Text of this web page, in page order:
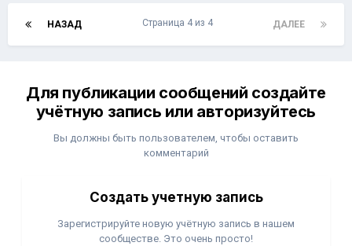
НАЗАД ДАЛЕЕ
Страница 4 из 4
Для публикации сообщений создайте
учётную запись или авторизуйтесь
Вы должны быть пользователем, чтобы оставить
комментарий
Создать учетную запись
Зарегистрируйте новую учётную запись в нашем
сообществе. Это очень просто!